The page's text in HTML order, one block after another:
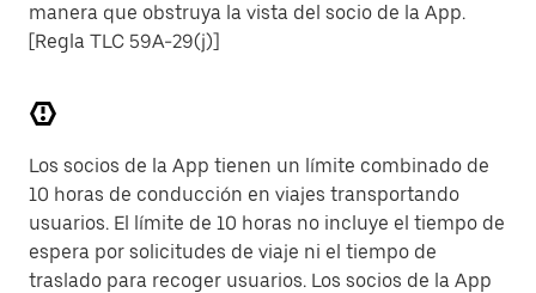
manera que obstruya la vista del socio de la App.
[Regla TLC 59A-29(j)]
Los socios de la App tienen un límite combinado de
10 horas de conducción en viajes transportando
usuarios. El límite de 10 horas no incluye el tiempo de
espera por solicitudes de viaje ni el tiempo de
traslado para recoger usuarios. Los socios de la App